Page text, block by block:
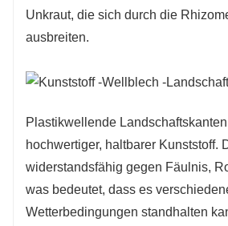
erhältlich, um zu jedem
zugeschnitten und für
umgingen Kurven und
geformt werden. Alles in allem
ausgezeichnete Wahl für die
Landschaftsästhetik und -
Unkraut, die sich durch die
ausbreiten.
Plastikwellende
hochwertiger, haltbarer Kunststoff.
widerstandsfähig gegen Fäulnis,
was bedeutet, dass es
Wetterbedingungen standhalten